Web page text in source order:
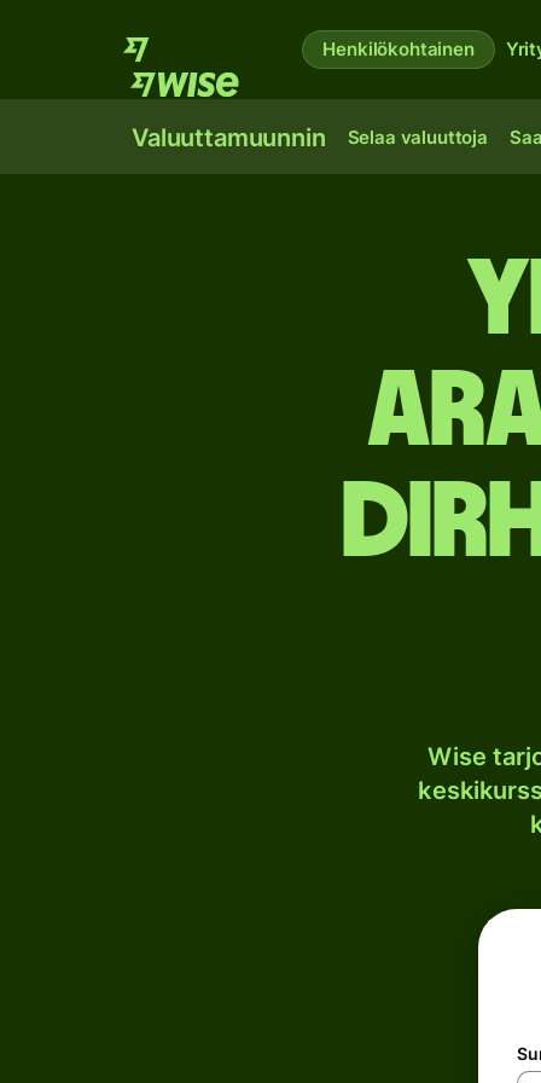
Henkilökohtainen
Valuuttamuunnin Selaa valuuttoja
Wise